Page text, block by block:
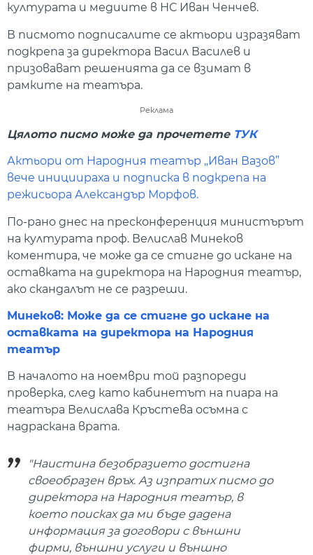
културата и медиите в НС Иван Ченчев.
В писмото подписалите се актьори изразяват
подкрепа за директора Васил Василев и
призовават решенията да се взимат в
рамките на театъра.
Реклама
Цялото писмо може да прочетете ТУК
Актьори от Народния театър „Иван Вазов”
вече инициираха и подписка в подкрепа на
режисьора Александър Морфов.
По-рано днес на пресконференция министърът
на културата проф. Велислав Минеков
коментира, че може да се стигне до искане на
оставката на директора на Народния театър,
ако скандалът не се разреши.
Минеков: Може да се стигне до искане на
оставката на директора на Народния
театър
В началото на ноември той разпореди
проверка, след като кабинетът на пиара на
театъра Велислава Кръстева осъмна с
надраскана врата.
"Наистина безобразието достигна
своеобразен връх. Аз изпратих писмо до
директора на Народния театър, в
което поисках да ми бъде дадена
информация за договори с външни
фирми, външни услуги и външно